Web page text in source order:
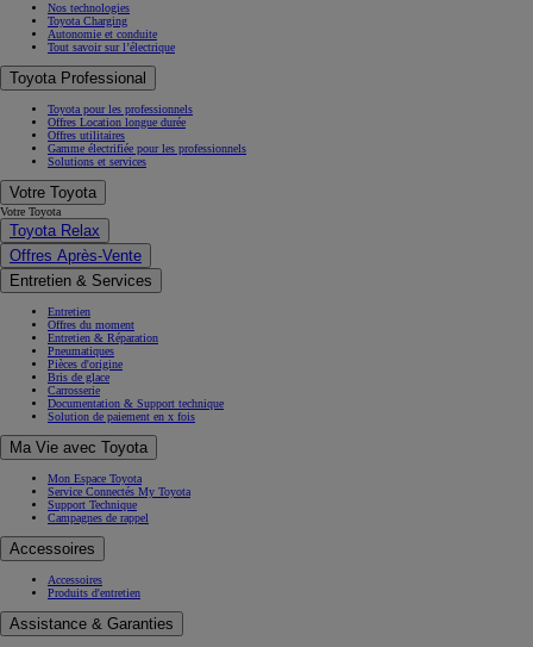
Nos technologies
Toyota Charging
Autonomie et conduite
Tout savoir sur l’électrique
Toyota Professional
Toyota pour les professionnels
Offres Location longue durée
Offres utilitaires
Gamme électrifiée pour les professionnels
Solutions et services
Votre Toyota
Votre Toyota
Toyota Relax
Offres Après-Vente
Entretien & Services
Entretien
Offres du moment
Entretien & Réparation
Pneumatiques
Pièces d'origine
Bris de glace
Carrosserie
Documentation & Support technique
Solution de paiement en x fois
Ma Vie avec Toyota
Mon Espace Toyota
Service Connectés My Toyota
Support Technique
Campagnes de rappel
Accessoires
Accessoires
Produits d'entretien
Assistance & Garanties